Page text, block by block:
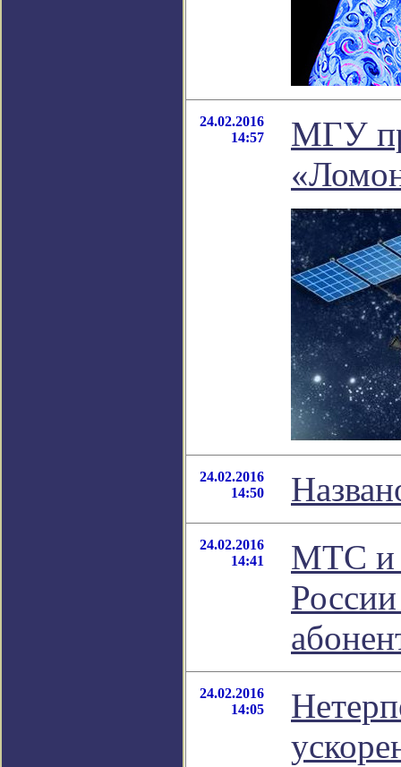
24.02.2016
14:57
МГУ
24.02.2016
14:50
24.02.2016
14:41
МТС и
24.02.2016
14:05